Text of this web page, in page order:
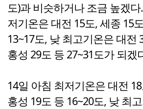
도)과 비슷하거나 조금 높겠
저기온은 대전 15도, 세종 15
13~17도, 낮 최고기온은 대전
홍성 29도 등 27~31도가 되겠
14일 아침 최저기온은 대전
홍성 19도 등 16~20도, 낮 최